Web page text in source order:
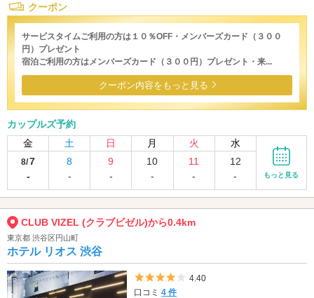
クーポン
サービスタイムご利用の方は１０％OFF・メンバーズカード（３００
円）プレゼント
宿泊ご利用の方はメンバーズカード（３００円）プレゼント・来...
クーポン内容をもっと見る
カップルズ予約
金
土 日 月 火 水
8/7
-
8
-
9
-
10
-
11
-
12
-
もっと見る
CLUB VIZEL (クラブビゼル)から0.4km
東京都 渋谷区円山町
ホテル リオス 渋谷
5つ星のうち4
4.40
口コミ4 件